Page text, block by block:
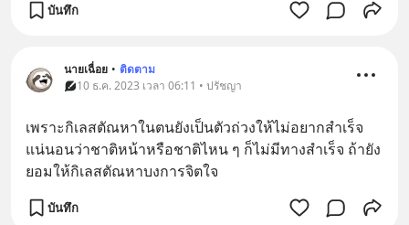
บันทึก
นายเฉื่อย • ติดตาม
10 ธ.ค. 2023 เวลา 06:11 • ปรัชญา
เพราะกิเลสตัณหาในตนยังเป็นตัวถ่วงให้ไม่อยากสำเร็จ
แน่นอนว่าชาติหน้าหรือชาติไหน ๆ ก็ไม่มีทางสำเร็จ ถ้ายัง
ยอมให้กิเลสตัณหาบงการจิตใจ
บันทึก